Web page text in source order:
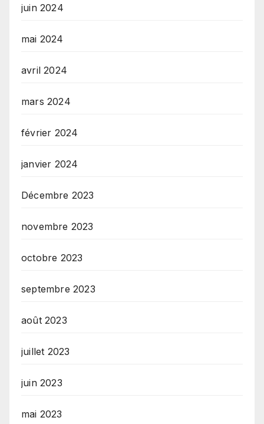
juin 2024
mai 2024
avril 2024
mars 2024
février 2024
janvier 2024
Décembre 2023
novembre 2023
octobre 2023
septembre 2023
août 2023
juillet 2023
juin 2023
mai 2023